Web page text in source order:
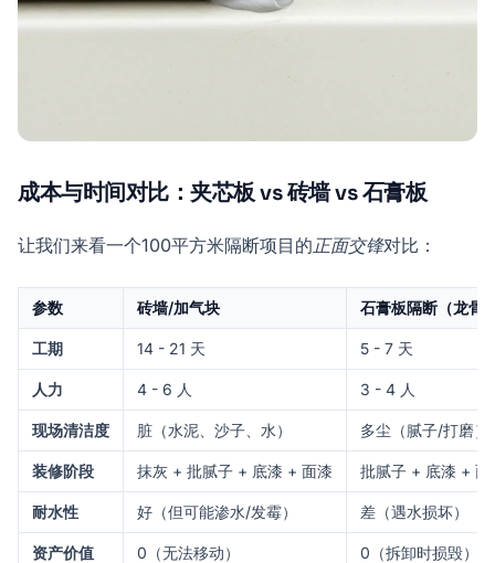
成本与时间对比：夹芯板 vs 砖墙 vs 石膏板
让我们来看一个100平方米隔断项目的 正面交锋对比：
参数 砖墙/加气块 石膏板隔断（龙骨
工期 14 - 21 天 5 - 7 天
人力 4 - 6 人 3 - 4 人
现场清洁度 脏（水泥、沙子、水） 多尘（腻子/打磨）
装修阶段 抹灰 + 批腻子 + 底漆 + 面漆 批腻子 + 底漆 + 面
耐水性 好（但可能渗水/发霉） 差（遇水损坏）
资产价值 0（无法移动） 0（拆卸时损毁）